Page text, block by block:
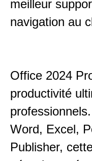
meilleur
navigation au
Office 2024
productivité
Word, Excel,
Publisher,